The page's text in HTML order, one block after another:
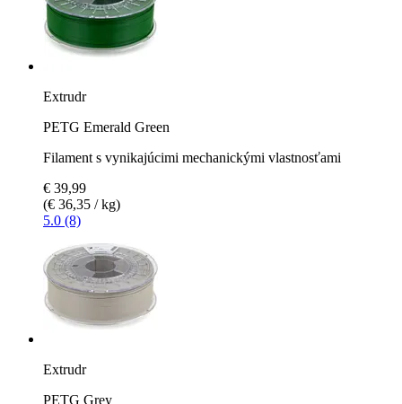
Extrudr
PETG Emerald Green
Filament s vynikajúcimi mechanickými vlastnosťami
€ 39,99
(€ 36,35 / kg)
5.0 (8)
Extrudr
PETG Grey